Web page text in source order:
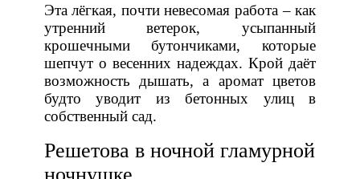
Эта лёгкая, почти невесомая работа – как
утренний ветерок, усыпанный
крошечными бутончиками, которые
шепчут о весенних надеждах. Крой даёт
возможность дышать, а аромат цветов
будто уводит из бетонных улиц в
собственный сад.
Решетова в ночной гламурной